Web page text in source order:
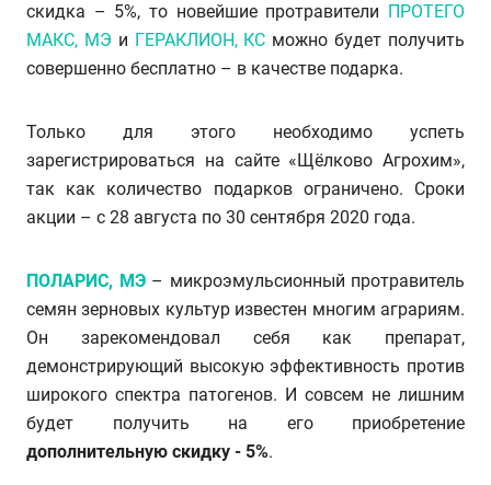
скидка – 5%, то новейшие протравители ПРОТЕГО
МАКС, МЭ и ГЕРАКЛИОН, КС можно будет получить
совершенно бесплатно – в качестве подарка.
Только для этого необходимо успеть
зарегистрироваться на сайте «Щёлково Агрохим»,
так как количество подарков ограничено. Сроки
акции – с 28 августа по 30 сентября 2020 года.
ПОЛАРИС, МЭ– микроэмульсионный протравитель
семян зерновых культур известен многим аграриям.
Он зарекомендовал себя как препарат,
демонстрирующий высокую эффективность против
широкого спектра патогенов. И совсем не лишним
будет получить на его приобретение
дополнительную скидку - 5%.